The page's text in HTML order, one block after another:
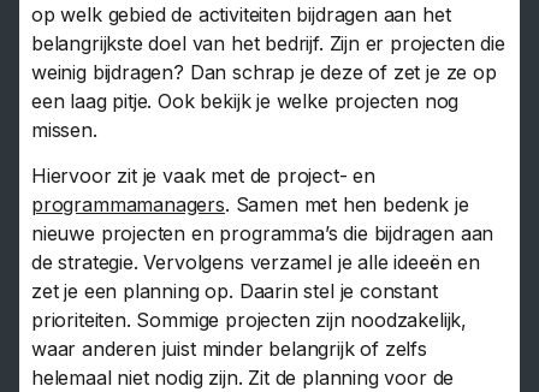
op welk gebied de activiteiten bijdragen aan het
belangrijkste doel van het bedrijf. Zijn er projecten die
weinig bijdragen? Dan schrap je deze of zet je ze op
een laag pitje. Ook bekijk je welke projecten nog
missen.
Hiervoor zit je vaak met de project- en
programmamanagers. Samen met hen bedenk je
nieuwe projecten en programma’s die bijdragen aan
de strategie. Vervolgens verzamel je alle ideeën en
zet je een planning op. Daarin stel je constant
prioriteiten. Sommige projecten zijn noodzakelijk,
waar anderen juist minder belangrijk of zelfs
helemaal niet nodig zijn. Zit de planning voor de